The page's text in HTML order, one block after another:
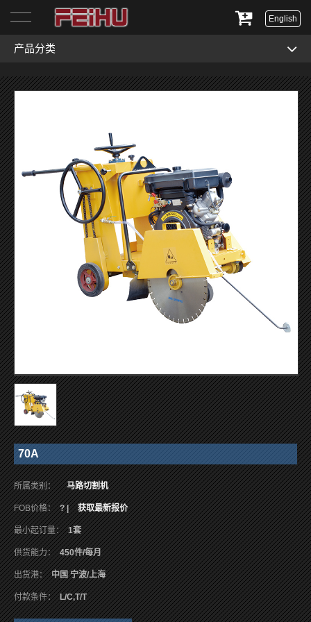
English
产品分类
70A
所属类别： 马路切割机
FOB价格： ? | 获取最新报价
最小起订量： 1套
供货能力： 450件/每月
出货港： 中国 宁波/上海
付款条件： L/C,T/T
首页
关于我们
服务与支持
新闻资讯
联系我们